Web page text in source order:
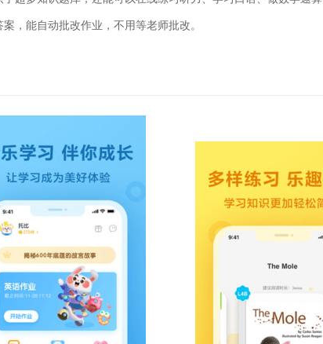
，能自动批改作业，不用等老师批改。